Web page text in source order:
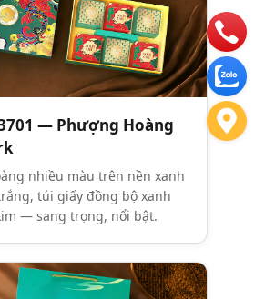
— Phượng Hoàng
nhiều màu trên nền xanh
túi giấy đồng bộ xanh
— sang trọng, nổi bật.